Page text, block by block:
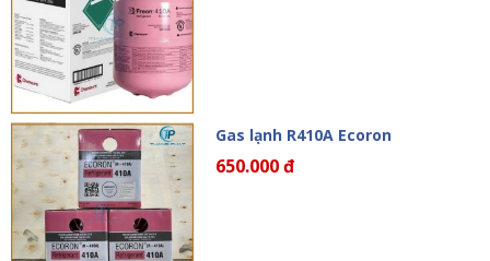
Gas lạnh R410A Ecoron
650.000 đ